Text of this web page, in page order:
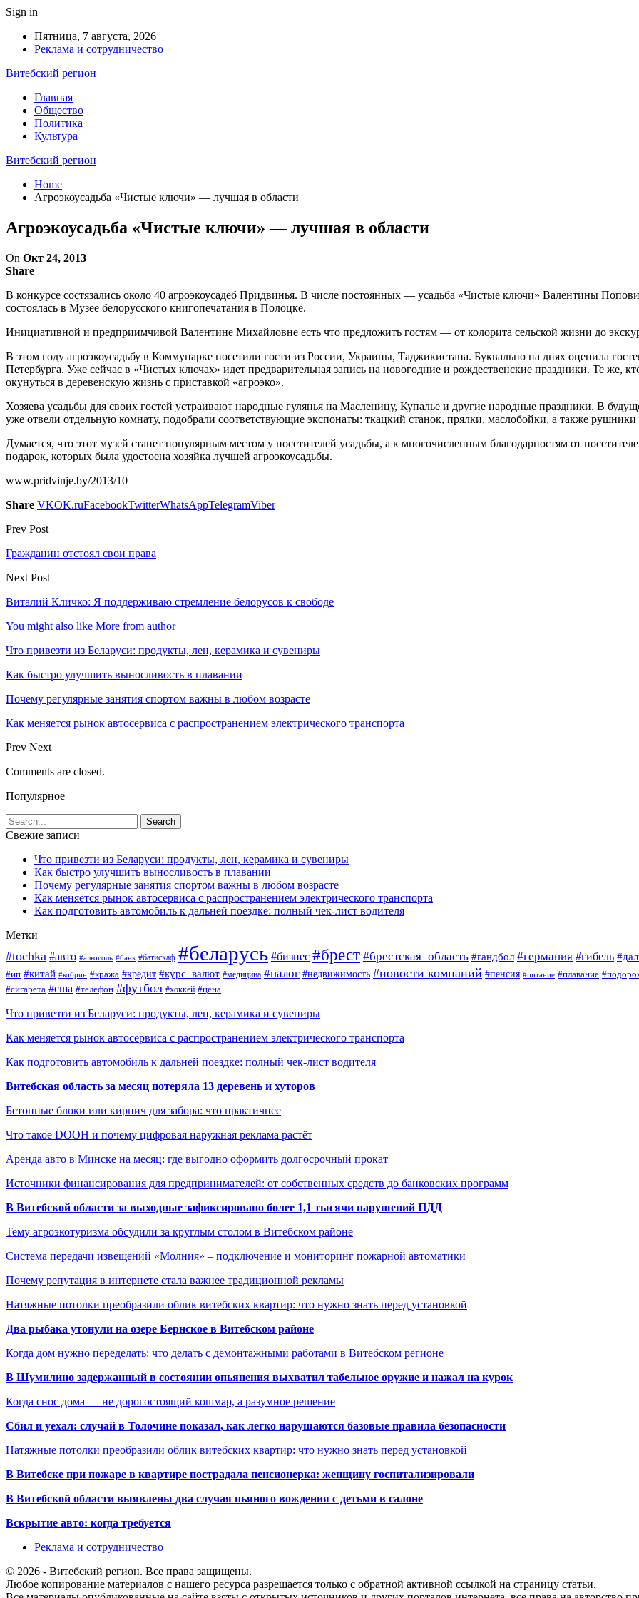
Sign in
Пятница, 7 августа, 2026
Реклама и сотрудничество
Витебский регион
Главная
Общество
Политика
Культура
Витебский регион
Home
Агроэкоусадьба «Чистые ключи» — лучшая в области
Агроэкоусадьба «Чистые ключи» — лучшая в области
On Окт 24, 2013
Share
В конкурсе состязались около 40 агроэкоусадеб Придвинья. В числе постоянных — усадьба «Чистые ключи» Валентины
состоялась в Музее белорусского книгопечатания в Полоцке.
Инициативной и предприимчивой Валентине Михайловне есть что предложить гостям — от колорита сельской жизни до
В этом году агроэкоусадьбу в Коммунарке посетили гости из России, Украины, Таджикистана. Буквально на днях оценила
Петербурга. Уже сейчас в «Чистых ключах» идет предварительная запись на новогодние и рождественские праздники. Те же,
окунуться в деревенскую жизнь с приставкой «агроэко».
Хозяева усадьбы для своих гостей устраивают народные гулянья на Масленицу, Купалье и другие народные праздники. В
уже отвели отдельную комнату, подобрали соответствующие экспонаты: ткацкий станок, прялки, маслобойки, а также
Думается, что этот музей станет популярным местом у посетителей усадьбы, а к многочисленным благодарностям от
подарок, которых была удостоена хозяйка лучшей агроэкоусадьбы.
www.pridvinje.by/2013/10
Share VKOK.ruFacebookTwitterWhatsAppTelegramViber
Prev Post
Гражданин отстоял свои права
Next Post
Виталий Кличко: Я поддерживаю стремление белорусов к свободе
You might also like More from author
Что привезти из Беларуси: продукты, лен, керамика и сувениры
Как быстро улучшить выносливость в плавании
Почему регулярные занятия спортом важны в любом возрасте
Как меняется рынок автосервиса с распространением электрического транспорта
Prev Next
Comments are closed.
Популярное
Свежие записи
Что привезти из Беларуси: продукты, лен, керамика и сувениры
Как быстро улучшить выносливость в плавании
Почему регулярные занятия спортом важны в любом возрасте
Как меняется рынок автосервиса с распространением электрического транспорта
Как подготовить автомобиль к дальней поездке: полный чек-лист водителя
Метки
#tochka #авто #алкоголь #банк #батискаф #беларусь #бизнес #брест #брестская_область #гандбол #германия #гибель
#ип #китай #кобрин #кража #кредит #курс_валют #медицина #налог #недвижимость #новости компаний #пенсия #питание #плавание
#сигарета #сша #телефон #футбол #хоккей #цена
Что привезти из Беларуси: продукты, лен, керамика и сувениры
Как меняется рынок автосервиса с распространением электрического транспорта
Как подготовить автомобиль к дальней поездке: полный чек-лист водителя
Витебская область за месяц потеряла 13 деревень и хуторов
Бетонные блоки или кирпич для забора: что практичнее
Что такое DOOH и почему цифровая наружная реклама растёт
Аренда авто в Минске на месяц: где выгодно оформить долгосрочный прокат
Источники финансирования для предпринимателей: от собственных средств до банковских программ
В Витебской области за выходные зафиксировано более 1,1 тысячи нарушений ПДД
Тему агроэкотуризма обсудили за круглым столом в Витебском районе
Система передачи извещений «Молния» – подключение и мониторинг пожарной автоматики
Почему репутация в интернете стала важнее традиционной рекламы
Натяжные потолки преобразили облик витебских квартир: что нужно знать перед установкой
Два рыбака утонули на озере Бернское в Витебском районе
Когда дом нужно переделать: что делать с демонтажными работами в Витебском регионе
В Шумилино задержанный в состоянии опьянения выхватил табельное оружие и нажал на курок
Когда снос дома — не дорогостоящий кошмар, а разумное решение
Сбил и уехал: случай в Толочине показал, как легко нарушаются базовые правила безопасности
Натяжные потолки преобразили облик витебских квартир: что нужно знать перед установкой
В Витебске при пожаре в квартире пострадала пенсионерка: женщину госпитализировали
В Витебской области выявлены два случая пьяного вождения с детьми в салоне
Вскрытие авто: когда требуется
Реклама и сотрудничество
© 2026 - Витебский регион. Все права защищены.
Любое копирование материалов с нашего ресурса разрешается только с обратной активной ссылкой на страницу статьи.